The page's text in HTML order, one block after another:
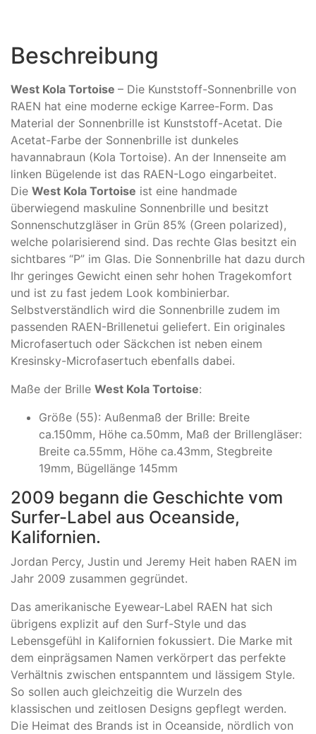
Beschreibung
West Kola Tortoise – Die Kunststoff-Sonnenbrille von
RAEN hat eine moderne eckige Karree-Form. Das
Material der Sonnenbrille ist Kunststoff-Acetat. Die
Acetat-Farbe der Sonnenbrille ist dunkeles
havannabraun (Kola Tortoise). An der Innenseite am
linken Bügelende ist das RAEN-Logo eingarbeitet.
Die West Kola Tortoise ist eine handmade
überwiegend maskuline Sonnenbrille und besitzt
Sonnenschutzgläser in Grün 85% (Green polarized),
welche polarisierend sind. Das rechte Glas besitzt ein
sichtbares “P” im Glas. Die Sonnenbrille hat dazu durch
Ihr geringes Gewicht einen sehr hohen Tragekomfort
und ist zu fast jedem Look kombinierbar.
Selbstverständlich wird die Sonnenbrille zudem im
passenden RAEN-Brillenetui geliefert. Ein originales
Microfasertuch oder Säckchen ist neben einem
Kresinsky-Microfasertuch ebenfalls dabei.
Maße der Brille West Kola Tortoise:
Größe (55): Außenmaß der Brille: Breite
ca.150mm, Höhe ca.50mm, Maß der Brillengläser:
Breite ca.55mm, Höhe ca.43mm, Stegbreite
19mm, Bügellänge 145mm
2009 begann die Geschichte vom
Surfer-Label aus Oceanside,
Kalifornien.
Jordan Percy, Justin und Jeremy Heit haben RAEN im
Jahr 2009 zusammen gegründet.
Das amerikanische Eyewear-Label RAEN hat sich
übrigens explizit auf den Surf-Style und das
Lebensgefühl in Kalifornien fokussiert. Die Marke mit
dem einprägsamen Namen verkörpert das perfekte
Verhältnis zwischen entspanntem und lässigem Style.
So sollen auch gleichzeitig die Wurzeln des
klassischen und zeitlosen Designs gepflegt werden.
Die Heimat des Brands ist in Oceanside, nördlich von